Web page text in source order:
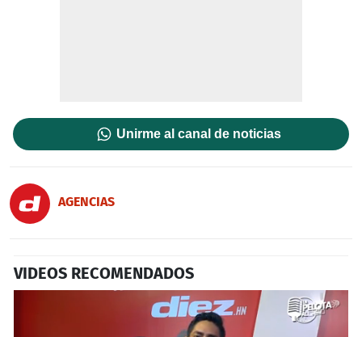
Unirme al canal de noticias
AGENCIAS
VIDEOS RECOMENDADOS